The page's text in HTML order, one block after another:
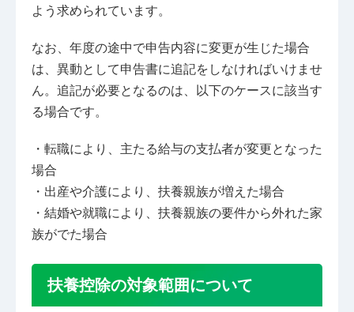
よう求められています。
なお、年度の途中で申告内容に変更が生じた場合
は、異動として申告書に追記をしなければいけませ
ん。追記が必要となるのは、以下のケースに該当す
る場合です。
・転職により、主たる給与の支払者が変更となった
場合
・出産や介護により、扶養親族が増えた場合
・結婚や就職により、扶養親族の要件から外れた家
族がでた場合
扶養控除の対象範囲について